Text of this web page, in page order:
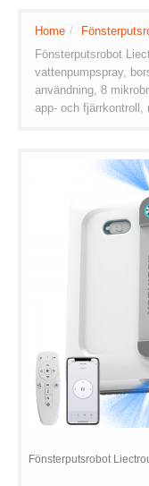
Home /
Fönsterputsrobot
vattenpumpspray,
användning, 8
app- och fjärrkontroll,
Fönsterputsrobot